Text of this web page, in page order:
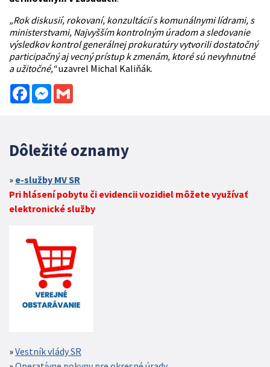
„Rok diskusií, rokovaní, konzultácií s komunálnymi lídrami, s
ministerstvami, Najvyšším kontrolným úradom a sledovanie
výsledkov kontrol generálnej prokuratúry vytvorili dostatočný
participačný aj vecný prístup k zmenám, ktoré sú nevyhnutné
a užitočné,“uzavrel Michal Kaliňák.
FacebookMessenger
Dôležité oznamy
e-služby MV SR
Pri hlásení pobytu či evidencii vozidiel môžete využívať
elektronické služby
Vestník vlády SR